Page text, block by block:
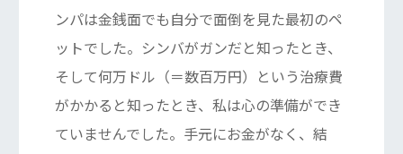
ンパは金銭面でも自分で面倒を見た最初のペ
ットでした。シンバがガンだと知ったとき、
そして何万ドル（＝数百万円）という治療費
がかかると知ったとき、私は心の準備ができ
ていませんでした。手元にお金がなく、結